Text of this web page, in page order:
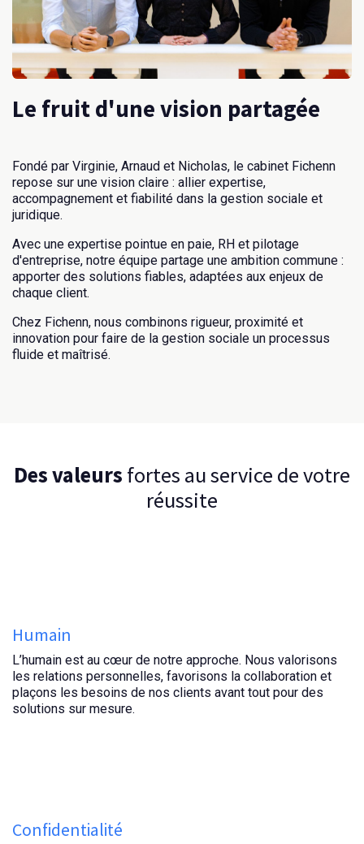
Le fruit d'une vision partagée
Fondé par Virginie, Arnaud et Nicholas, le cabinet Fichenn
repose sur une vision claire : allier expertise,
accompagnement et fiabilité dans la gestion sociale et
juridique.
Avec une expertise pointue en paie, RH et pilotage
d'entreprise, notre équipe partage une ambition commune :
apporter des solutions fiables, adaptées aux enjeux de
chaque client.
Chez Fichenn, nous combinons rigueur, proximité et
innovation pour faire de la gestion sociale un processus
fluide et maîtrisé.
Des valeurs fortes au service de votre
réussite
Humain
L’humain est au cœur de notre approche. Nous valorisons
les relations personnelles, favorisons la collaboration et
plaçons les besoins de nos clients avant tout pour des
solutions sur mesure.
Confidentialité